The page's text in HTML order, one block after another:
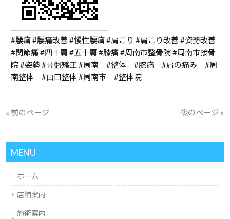
#腰痛 #腰痛改善 #慢性腰痛 #肩こり #肩こり改善 #姿勢改善
#関節痛 #四十肩 #五十肩 #膝痛 #周南市整骨院 #周南市接骨
院 #姿勢 #骨盤矯正 #周南 #整体 #膝痛 #肩の痛み #周
南整体 #山口整体 #周南市 #整体院
« 前のページ 後のページ »
MENU
ホーム
店舗案内
施術案内